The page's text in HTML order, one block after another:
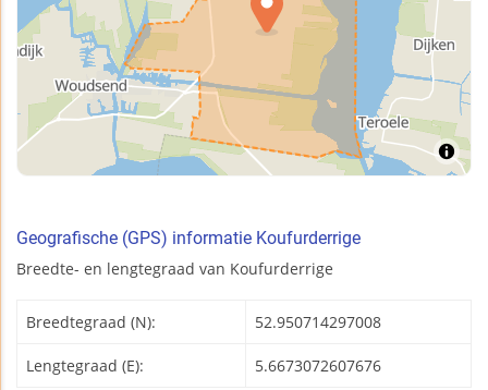
Geografische (GPS) informatie Koufurderrige
Breedte- en lengtegraad van Koufurderrige
Breedtegraad (N): 52.950714297008
Lengtegraad (E): 5.6673072607676